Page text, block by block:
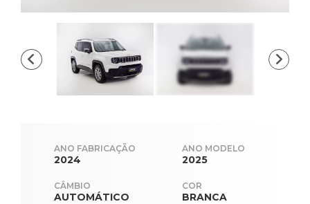
ANO FABRICAÇÃO
2024
CÂMBIO
AUTOMÁTICO
ANO MODELO
2025
COR
BRANCA